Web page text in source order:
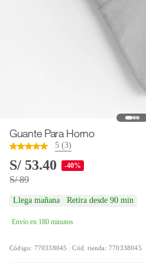
Guante Para Horno
5 (3)
S/ 53.40 -40%
S/ 89
Llega mañana Retira desde 90 min
Envío en 180 minutos
Código: 770338045 Cód. tienda: 770338045